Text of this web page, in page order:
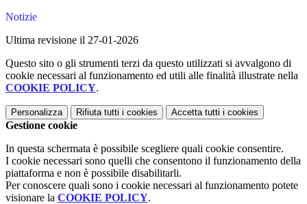
Notizie
Ultima revisione il 27-01-2026
Questo sito o gli strumenti terzi da questo utilizzati si avvalgono di
cookie necessari al funzionamento ed utili alle finalità illustrate nella
COOKIE POLICY.
Personalizza Rifiuta tutti i cookies Accetta tutti i cookies
Gestione cookie
In questa schermata è possibile scegliere quali cookie consentire.
I cookie necessari sono quelli che consentono il funzionamento della
piattaforma e non è possibile disabilitarli.
Per conoscere quali sono i cookie necessari al funzionamento potete
visionare la COOKIE POLICY.